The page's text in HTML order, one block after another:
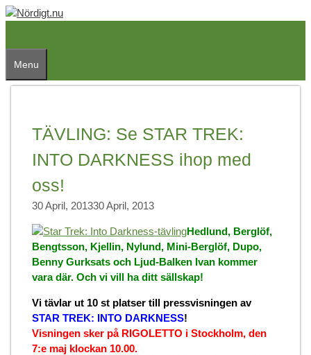
Skip
Menu
TÄVLING: Se STAR TREK:
INTO DARKNESS ihop med
oss!
30 April, 201330 April, 2013
Hedlund, Berglöf,
Bengtsson, Kjellin, Nylund, Mini-Berglöf, Dupo,
Benny Gurksats och Ljud-Balken Ivan kommer
vara där. Och vi vill ha ditt sällskap!
Vi tävlar ut 10 st platser till pressvisningen av
STAR TREK: INTO DARKNESS!
Visningen sker på RIGOLETTO i Stockholm, den
7:e maj klockan 10.00.